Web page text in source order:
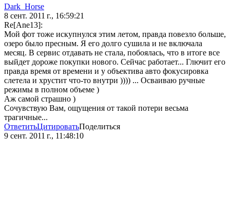
Dark_Horse
8 сент. 2011 г., 16:59:21
Re[Ane13]:
Мой фот тоже искупнулся этим летом, правда повезло больше,
озеро было пресным. Я его долго сушила и не включала
месяц. В сервис отдавать не стала, побоялась, что в итоге все
выйдет дороже покупки нового. Сейчас работает... Глючит его
правда время от времени и у объектива авто фокусировка
слетела и хрустит что-то внутри )))) ... Осваиваю ручные
режимы в полном объеме )
Аж самой страшно )
Сочувствую Вам, ощущения от такой потери весьма
трагичные...
ОтветитьЦитироватьПоделиться
9 сент. 2011 г., 11:48:10